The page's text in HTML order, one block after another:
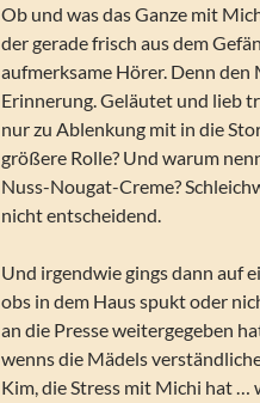
Ob und was das Ganze mit
der gerade frisch aus dem
aufmerksame Hörer. Denn den
Erinnerung. Geläutet und lieb
nur zu Ablenkung mit in die
größere Rolle? Und warum
Nuss-Nougat-Creme?
nicht entscheidend.
Und irgendwie gings dann auf
obs in dem Haus spukt oder
an die Presse weitergegeben
wenns die Mädels
Kim, die Stress mit Michi hat …